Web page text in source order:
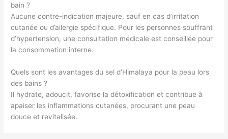
bain ?
Aucune contre-indication majeure, sauf en cas d’irritation
cutanée ou d’allergie spécifique. Pour les personnes souffrant
d’hypertension, une consultation médicale est conseillée pour
la consommation interne.
Quels sont les avantages du sel d’Himalaya pour la peau lors
des bains ?
Il hydrate, adoucit, favorise la détoxification et contribue à
apaiser les inflammations cutanées, procurant une peau
douce et revitalisée.